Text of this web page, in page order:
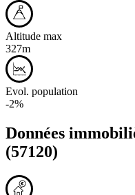
Altitude max
327m
Evol. population
-2%
Données
(57120)